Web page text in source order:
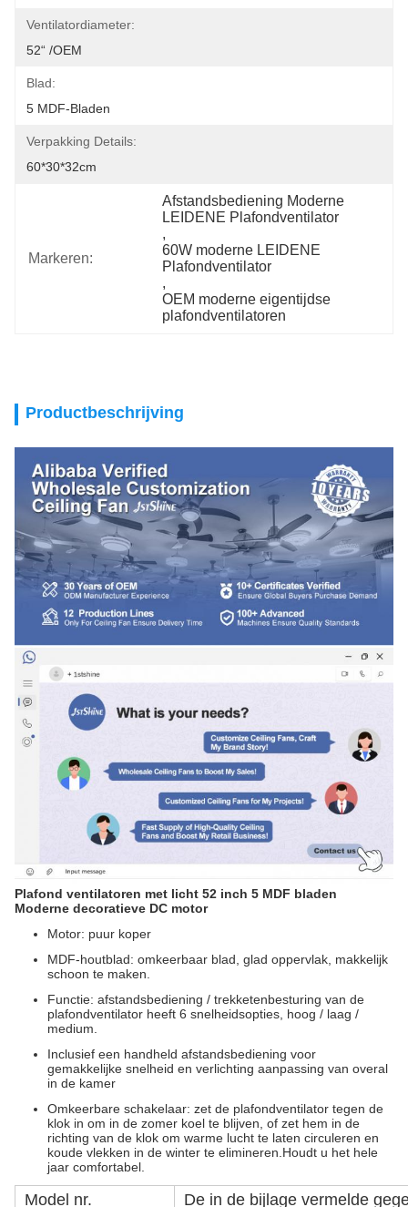
Ventilatordiameter:
52“ /OEM
Blad:
5 MDF-Bladen
Verpakking Details:
60*30*32cm
Markeren:
Afstandsbediening Moderne
LEIDENE Plafondventilator
,
60W moderne LEIDENE
Plafondventilator
,
OEM moderne eigentijdse
plafondventilatoren
Productbeschrijving
Plafond ventilatoren met licht 52 inch 5 MDF bladen
Moderne decoratieve DC motor
Motor: puur koper
MDF-houtblad: omkeerbaar blad, glad oppervlak, makkelijk
schoon te maken.
Functie: afstandsbediening / trekketenbesturing van de
plafondventilator heeft 6 snelheidsopties, hoog / laag /
medium.
Inclusief een handheld afstandsbediening voor
gemakkelijke snelheid en verlichting aanpassing van overal
in de kamer
Omkeerbare schakelaar: zet de plafondventilator tegen de
klok in om in de zomer koel te blijven, of zet hem in de
richting van de klok om warme lucht te laten circuleren en
koude vlekken in de winter te elimineren.Houdt u het hele
jaar comfortabel.
Model nr. De in de bijlage vermelde